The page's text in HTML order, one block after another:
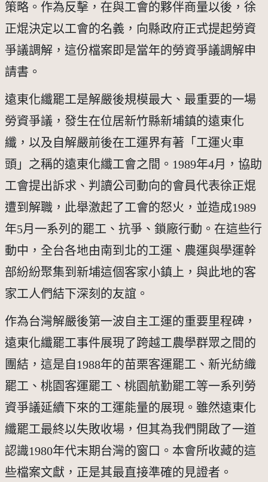
策略。作為反擊，在與工會的夥伴商量以後，徐
正焜決定以工會的名義，向縣政府正式提起勞資
爭議調解，這份檔案即是當年的勞資爭議調解申
請書。
遠東化纖罷工是解嚴後規模最大、最重要的一場
勞資爭議，發生在位居新竹縣新埔鎮的遠東化
纖，以及自解嚴前後在工運界有著「工運火車
頭」之稱的遠東化纖工會之間。1989年4月，協助
工會提出訴求、判讀公司動向的會員代表徐正焜
遭到解職，此舉激起了工會的怒火，並造成1989
年5月一系列的罷工、抗爭、鎖廠行動。在這些行
動中，全台各地由南到北的工運、農運與學運幹
部紛紛聚集到新埔這個客家小鎮上，與此地的客
家工人們結下深刻的友誼。
作為台灣解嚴後第一波自主工運的重要里程碑，
遠東化纖罷工事件展現了跨越工農學群眾之間的
團結，這是自1988年的苗栗客運罷工、新光紡織
罷工、桃園客運罷工、桃園航勤罷工等一系列勞
資爭議延續下來的工運能量的展現。雖然遠東化
纖罷工最終以失敗收場，但其為我們開啟了一道
認識1980年代末期台灣的窗口。本會所收藏的這
些檔案文獻，正是其最直接準確的見證者。